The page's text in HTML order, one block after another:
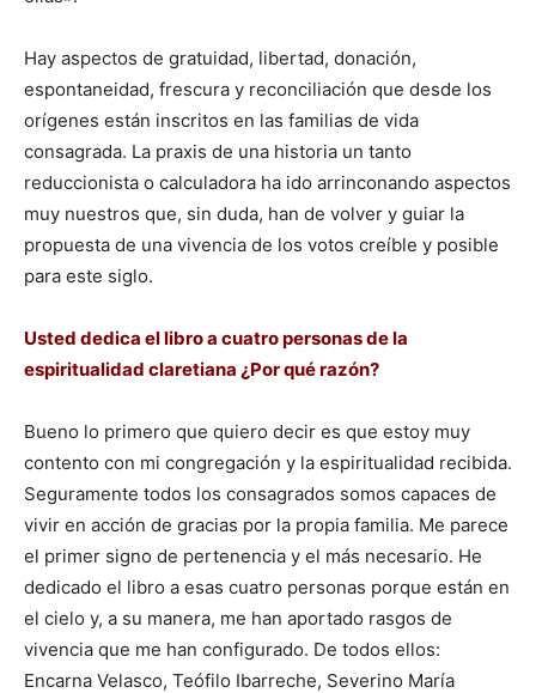
Hay aspectos de gratuidad, libertad, donación,
espontaneidad, frescura y reconciliación que desde los
orígenes están inscritos en las familias de vida
consagrada. La praxis de una historia un tanto
reduccionista o calculadora ha ido arrinconando aspectos
muy nuestros que, sin duda, han de volver y guiar la
propuesta de una vivencia de los votos creíble y posible
para este siglo.
Usted dedica el libro a cuatro personas de la
espiritualidad claretiana ¿Por qué razón?
Bueno lo primero que quiero decir es que estoy muy
contento con mi congregación y la espiritualidad recibida.
Seguramente todos los consagrados somos capaces de
vivir en acción de gracias por la propia familia. Me parece
el primer signo de pertenencia y el más necesario. He
dedicado el libro a esas cuatro personas porque están en
el cielo y, a su manera, me han aportado rasgos de
vivencia que me han configurado. De todos ellos:
Encarna Velasco, Teófilo Ibarreche, Severino María